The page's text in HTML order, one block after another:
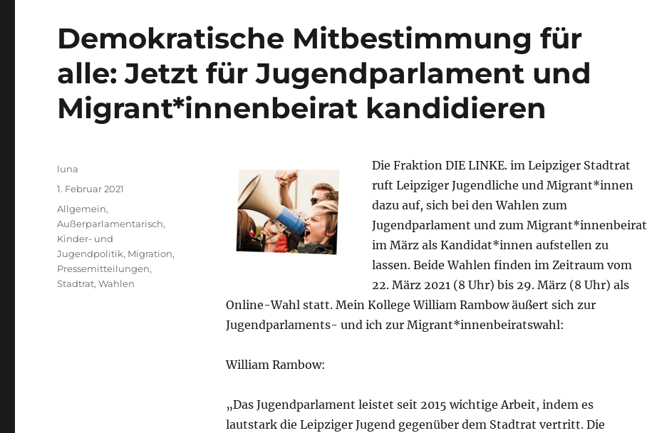
Demokratische Mitbestimmung für
alle: Jetzt für Jugendparlament und
Migrant*innenbeirat kandidieren
Die Fraktion DIE LINKE. im Leipziger Stadtrat
ruft Leipziger Jugendliche und Migrant*innen
dazu auf, sich bei den Wahlen zum
Jugendparlament und zum Migrant*innenbeirat
im März als Kandidat*innen aufstellen zu
lassen. Beide Wahlen finden im Zeitraum vom
22. März 2021 (8 Uhr) bis 29. März (8 Uhr) als
Online-Wahl statt. Mein Kollege William Rambow äußert sich zur
Jugendparlaments- und ich zur Migrant*innenbeiratswahl:
William Rambow:
„Das Jugendparlament leistet seit 2015 wichtige Arbeit, indem es
lautstark die Leipziger Jugend gegenüber dem Stadtrat vertritt. Die
Autor
luna
Veröffentlicht
am
1. Februar 2021
Kategorien
Allgemein,
Außerparlamentarisch,
Kinder- und
Jugendpolitik, Migration,
Pressemitteilungen,
Stadtrat,Wahlen